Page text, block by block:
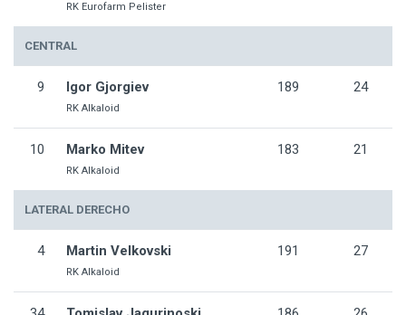
RK Eurofarm Pelister
CENTRAL
9 Igor Gjorgiev
RK Alkaloid
189 24
10 Marko Mitev
RK Alkaloid
183 21
LATERAL DERECHO
4 Martin Velkovski
RK Alkaloid
191 27